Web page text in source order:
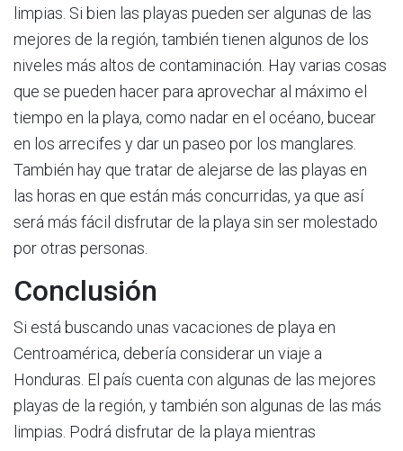
limpias. Si bien las playas pueden ser algunas de las
mejores de la región, también tienen algunos de los
niveles más altos de contaminación. Hay varias cosas
que se pueden hacer para aprovechar al máximo el
tiempo en la playa, como nadar en el océano, bucear
en los arrecifes y dar un paseo por los manglares.
También hay que tratar de alejarse de las playas en
las horas en que están más concurridas, ya que así
será más fácil disfrutar de la playa sin ser molestado
por otras personas.
Conclusión
Si está buscando unas vacaciones de playa en
Centroamérica, debería considerar un viaje a
Honduras. El país cuenta con algunas de las mejores
playas de la región, y también son algunas de las más
limpias. Podrá disfrutar de la playa mientras